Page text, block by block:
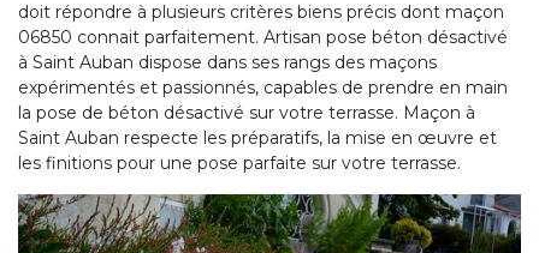
doit répondre à plusieurs critères biens précis dont maçon
06850 connait parfaitement. Artisan pose béton désactivé
à Saint Auban dispose dans ses rangs des maçons
expérimentés et passionnés, capables de prendre en main
la pose de béton désactivé sur votre terrasse. Maçon à
Saint Auban respecte les préparatifs, la mise en œuvre et
les finitions pour une pose parfaite sur votre terrasse.